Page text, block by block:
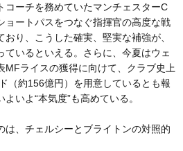
コーチを務めていたマンチェスターC
ョートパスをつなぐ指揮官の高度な戦
り、こうした確実、堅実な補強が、
ているといえる。さらに、今夏はウェ
MFライスの獲得に向けて、クラブ史上
（約156億円）を用意しているとも報
いよ“本気度”も高めている。
、チェルシーとブライトンの対照的